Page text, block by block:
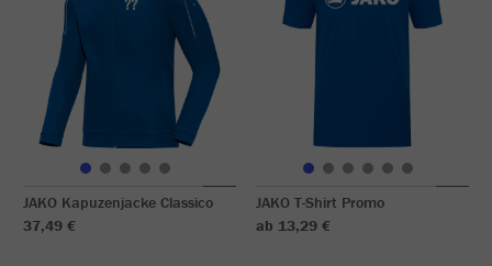
JAKO Kapuzenjacke Classico
37,49 €
JAKO T-Shirt Promo
ab 13,29 €